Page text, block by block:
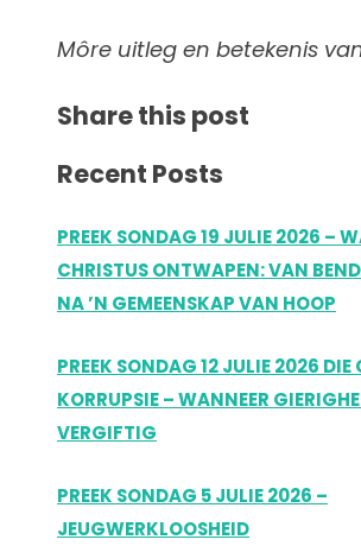
Môre uitleg en betekenis
Share this post
Recent Posts
PREEK SONDAG 19 JULIE 2026 –
CHRISTUS ONTWAPEN: VAN
NA ’N GEMEENSKAP VAN HOOP
PREEK SONDAG 12 JULIE 2026 DIE
KORRUPSIE – WANNEER
VERGIFTIG
PREEK SONDAG 5 JULIE 2026 –
JEUGWERKLOOSHEID